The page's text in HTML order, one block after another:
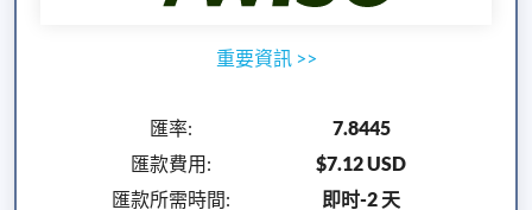
重要資訊 >>
匯率:
7.8445
匯款費用:
$7.12 USD
匯款所需時間: 即时-2 天